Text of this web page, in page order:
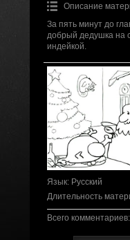
Описание
За пять минут до
добрый дедушка на
индейкой.
Язык: Русский
Длительность
Всего комментариев: